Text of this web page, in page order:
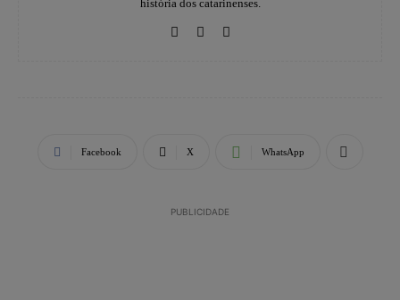
história dos catarinenses.
Facebook X WhatsApp
PUBLICIDADE